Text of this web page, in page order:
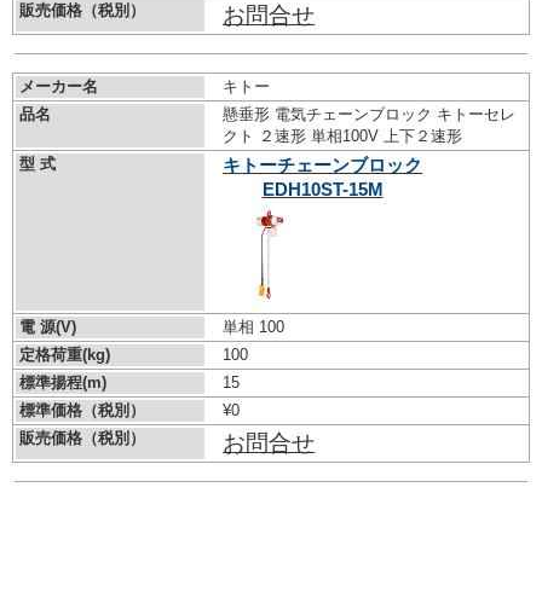
販売価格（税別）
お問合せ
メーカー名
キトー
品名
懸垂形 電気チェーンブロック キトーセレ
クト ２速形 単相100V 上下２速形
型 式
キトーチェーンブロック
EDH10ST-15M
電 源(V)
単相 100
定格荷重(kg)
100
標準揚程(m)
15
標準価格（税別）
¥0
販売価格（税別）
お問合せ